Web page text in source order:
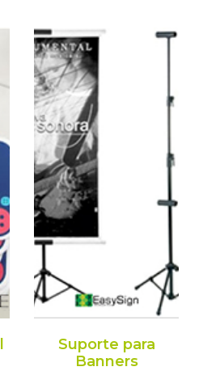
Suporte para
Banners